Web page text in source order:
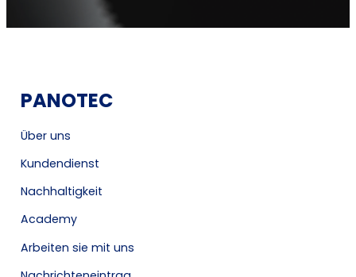
PANOTEC
Über uns
Kundendienst
Nachhaltigkeit
Academy
Arbeiten sie mit uns